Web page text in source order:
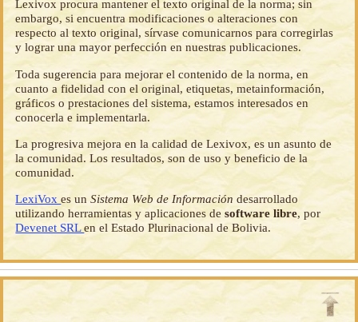
Lexivox procura mantener el texto original de la norma; sin
embargo, si encuentra modificaciones o alteraciones con
respecto al texto original, sírvase comunicarnos para corregirlas
y lograr una mayor perfección en nuestras publicaciones.
Toda sugerencia para mejorar el contenido de la norma, en
cuanto a fidelidad con el original, etiquetas, metainformación,
gráficos o prestaciones del sistema, estamos interesados en
conocerla e implementarla.
La progresiva mejora en la calidad de Lexivox, es un asunto de
la comunidad. Los resultados, son de uso y beneficio de la
comunidad.
LexiVoxes unSistema Web de Información desarrollado
utilizando herramientas y aplicaciones desoftware libre, por
Devenet SRLen el Estado Plurinacional de Bolivia.